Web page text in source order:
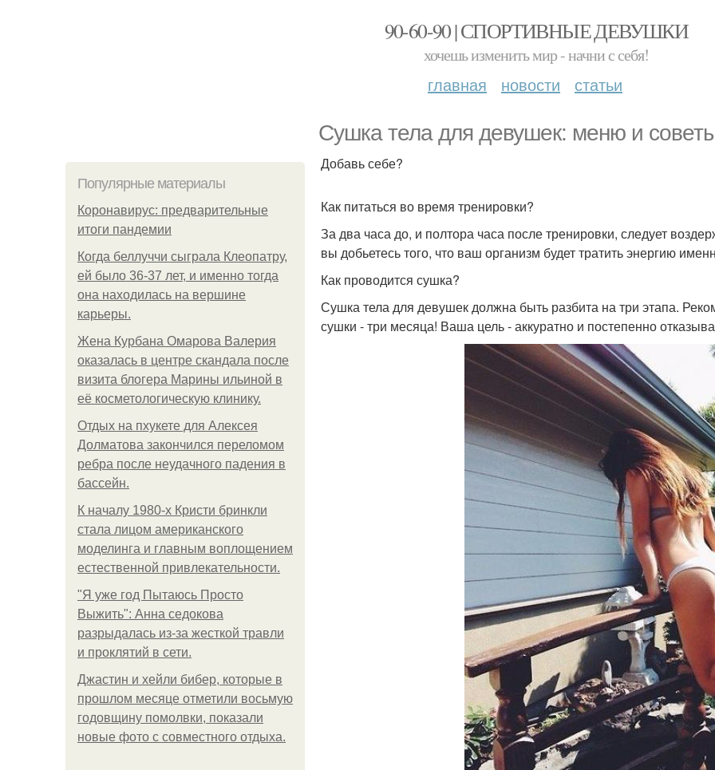
90-60-90 | СПОРТИВНЫЕ ДЕВУШКИ
хочешь изменить мир - начни с себя!
главная новости статьи
Сушка тела для девушек: меню и
Популярные материалы
Коронавирус: предварительные
итоги пандемии
Когда беллуччи сыграла Клеопатру,
ей было 36-37 лет, и именно тогда
она находилась на вершине
карьеры.
Жена Курбана Омарова Валерия
оказалась в центре скандала после
визита блогера Марины ильиной в
её косметологическую клинику.
Отдых на пхукете для Алексея
Долматова закончился переломом
ребра после неудачного падения в
бассейн.
К началу 1980-х Кристи бринкли
стала лицом американского
моделинга и главным воплощением
естественной привлекательности.
"Я уже год Пытаюсь Просто
Выжить": Анна седокова
разрыдалась из-за жесткой травли
и проклятий в сети.
Джастин и хейли бибер, которые в
прошлом месяце отметили восьмую
годовщину помолвки, показали
новые фото с совместного отдыха.
Добавь себе?
Как питаться во время тренировки?
За два часа до, и полтора часа после тренировки, следует
вы добьетесь того, что ваш организм будет тратить энергию
Как проводится сушка?
Сушка тела для девушек должна быть разбита на три этапа.
сушки - три месяца! Ваша цель - аккуратно и постепенно